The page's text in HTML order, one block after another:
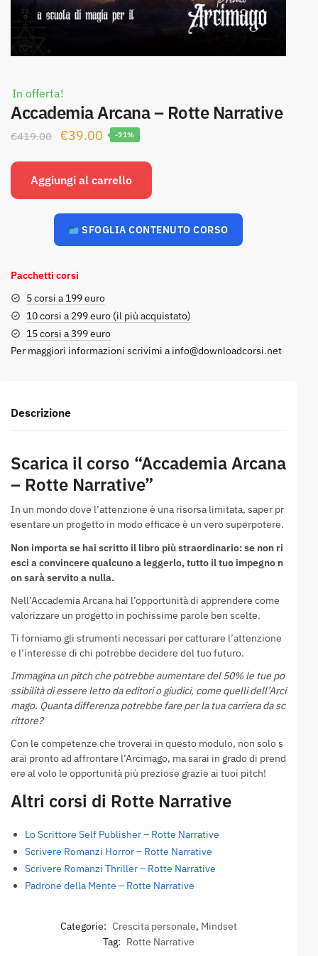
In offerta!
Accademia Arcana – Rotte Narrative
€419.00
Il
originale
€419.00.
€39.00 Il
attuale
€39.00.
-91%
Aggiungi al carrello
SFOGLIA CONTENUTO CORSO
Pacchetti corsi
5 corsi a 199 euro
10 corsi a 299 euro (il più acquistato)
15 corsi a 399 euro
Per maggiori informazioni scrivimi a info@downloadcorsi.net
Descrizione
Scarica il corso “Accademia Arcana
– Rotte Narrative”
In un mondo dove l’attenzione è una risorsa limitata, saper pr
esentare un progetto in modo efficace è un vero superpotere.
Non importa se hai scritto il libro più straordinario: se non ri
esci a convincere qualcuno a leggerlo, tutto il tuo impegno n
on sarà servito a nulla.
Nell’Accademia Arcana hai l’opportunità di apprendere come
valorizzare un progetto in pochissime parole ben scelte.
Ti forniamo gli strumenti necessari per catturare l’attenzione
e l’interesse di chi potrebbe decidere del tuo futuro.
Immagina un pitch che potrebbe aumentare del 50% le tue po
ssibilità di essere letto da editori o giudici, come quelli dell’Arci
mago. Quanta differenza potrebbe fare per la tua carriera da sc
rittore?
Con le competenze che troverai in questo modulo, non solo s
arai pronto ad affrontare l’Arcimago, ma sarai in grado di prend
ere al volo le opportunità più preziose grazie ai tuoi pitch!
Altri corsi di Rotte Narrative
Lo Scrittore Self Publisher – Rotte Narrative
Scrivere Romanzi Horror – Rotte Narrative
Scrivere Romanzi Thriller – Rotte Narrative
Padrone della Mente – Rotte Narrative
Categorie: Crescita personale, Mindset
Tag: Rotte Narrative